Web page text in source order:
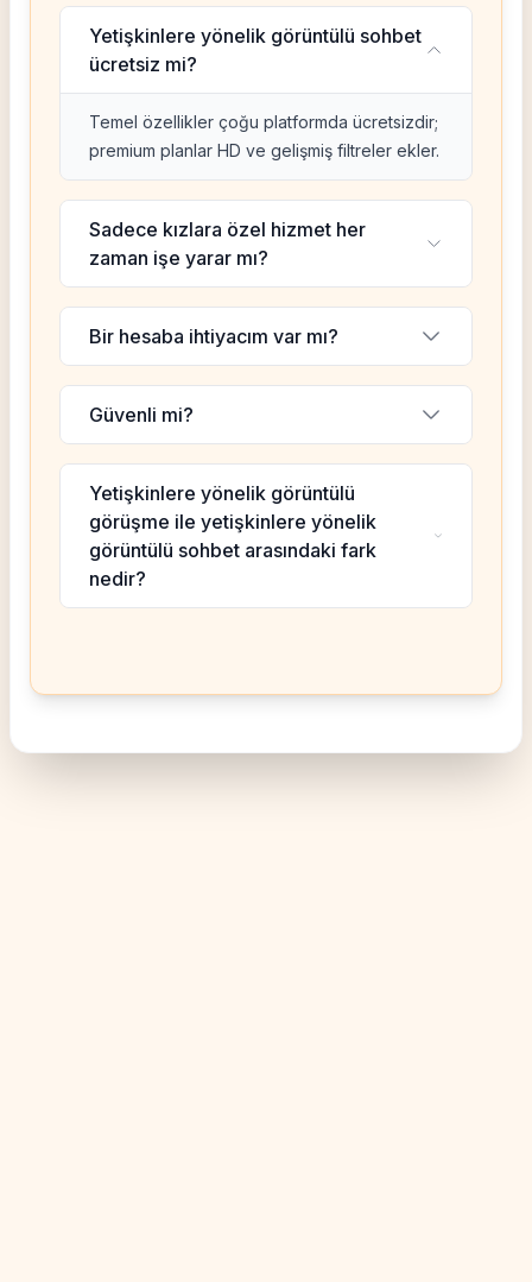
Yetişkinlere yönelik görüntülü sohbet
ücretsiz mi?
Temel özellikler çoğu platformda ücretsizdir;
premium planlar HD ve gelişmiş filtreler ekler.
Sadece kızlara özel hizmet her
zaman işe yarar mı?
Bir hesaba ihtiyacım var mı?
Güvenli mi?
Yetişkinlere yönelik görüntülü
görüşme ile yetişkinlere yönelik
görüntülü sohbet arasındaki fark
nedir?